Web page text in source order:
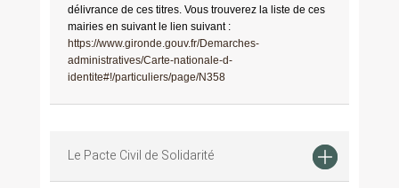
délivrance de ces titres. Vous trouverez la liste de ces
mairies en suivant le lien suivant :
https://www.gironde.gouv.fr/Demarches-
administratives/Carte-nationale-d-
identite#!/particuliers/page/N358
Le Pacte Civil de Solidarité